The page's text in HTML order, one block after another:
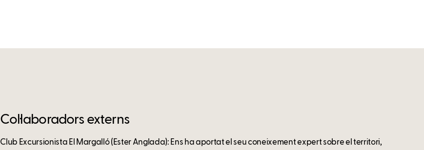
Col·laboradors externs
Club Excursionista El Margalló (Ester Anglada): Ens ha aportat el seu coneixement expert sobre el territori,